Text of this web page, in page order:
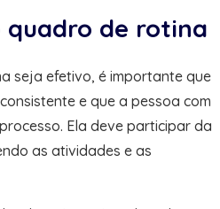
quadro de rotina
seja efetivo, é importante que
e que a pessoa com
Ela deve participar da
as atividades e as